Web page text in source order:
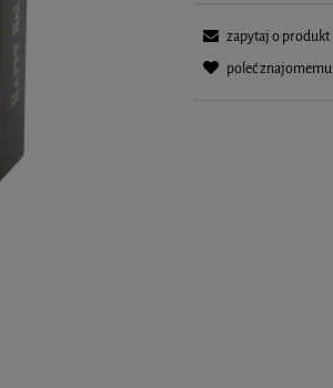
zapytaj o produkt
poleć znajomemu